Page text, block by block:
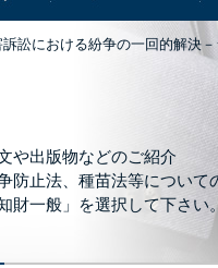
訟における紛争の一回的解決
や出版物などのご紹介
防止法、種苗法等について
財一般」を選択して下さい